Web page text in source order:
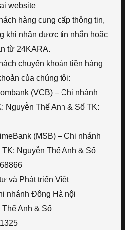
website
hàng cung cấp thông tin,
khi nhận được tin nhắn hoặc
từ 24KARA.
chuyển khoản tiền hàng
của chúng tôi:
(VCB) – Chi nhánh
Nguyễn Thế Anh & Số TK:
(MSB) – Chi nhánh
Nguyễn Thế Anh & Số
và Phát triển Việt
nhánh Đông Hà nội
Anh & Số